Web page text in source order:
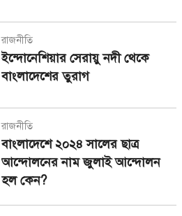
রাজনীতি
ইন্দোনেশিয়ার সেরায়ু নদী থেকে
বাংলাদেশের তুরাগ
রাজনীতি
বাংলাদেশে ২০২৪ সালের ছাত্র
আন্দোলনের নাম জুলাই আন্দোলন
হল কেন?